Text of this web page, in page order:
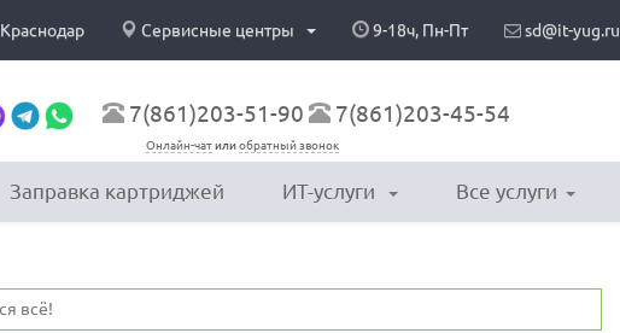
Краснодар Сервисные центры 9-18ч, Пн-Пт sd@it-yug.ru
7(861)203-51-90 7(861)203-45-54
Онлайн-чатилиобратный звонок
Заправка картриджей ИТ-услуги Все услуги